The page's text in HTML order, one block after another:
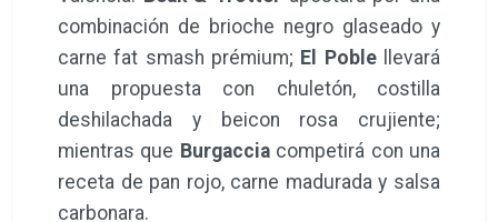
combinación de brioche negro glaseado y
carne fat smash prémium; El Poblellevará
una propuesta con chuletón, costilla
deshilachada y beicon rosa crujiente;
mientras que Burgaccia competirá con una
receta de pan rojo, carne madurada y salsa
carbonara.